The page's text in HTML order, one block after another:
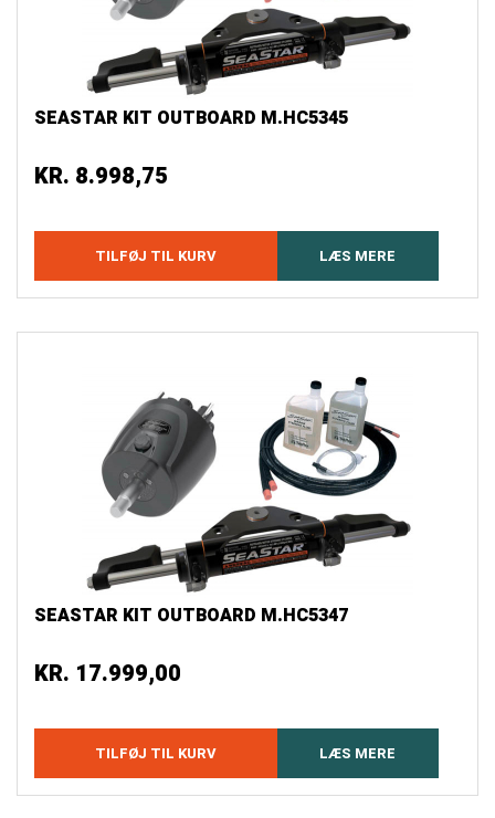
SEASTAR KIT OUTBOARD M.HC5345
KR. 8.998,75
TILFØJ TIL KURV LÆS MERE
SEASTAR KIT OUTBOARD M.HC5347
KR. 17.999,00
TILFØJ TIL KURV LÆS MERE